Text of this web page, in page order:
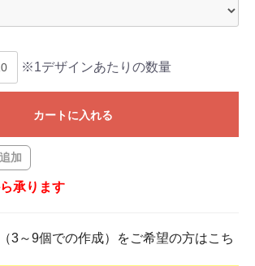
※1デザインあたりの数量
カートに入れる
加
承ります
3～9個での作成）をご希望の方はこち